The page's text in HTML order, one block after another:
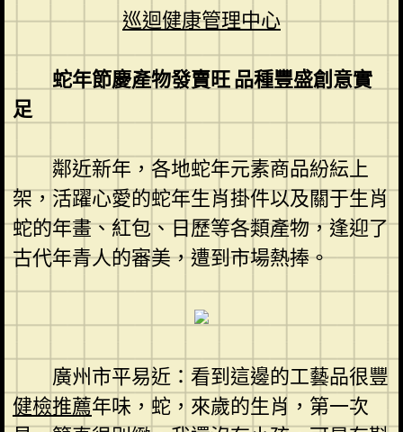
巡迴健康管理中心
蛇年節慶產物發賣旺 品種豐盛創意實
足
鄰近新年，各地蛇年元素商品紛紜上
架，活躍心愛的蛇年生肖掛件以及關于生肖
蛇的年畫、紅包、日歷等各類產物，逢迎了
古代年青人的審美，遭到市場熱捧。
廣州市平易近：看到這邊的工藝品很豐
健檢推薦年味，蛇，來歲的生肖，第一次